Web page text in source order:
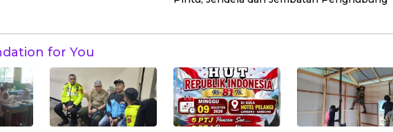
for You